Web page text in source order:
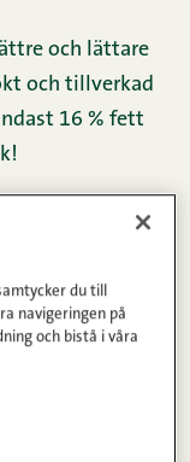
och lättare
och tillverkad
16 % fett
100g
du till
navigeringen på
och bistå i våra